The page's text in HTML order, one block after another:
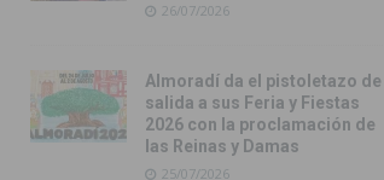
26/07/2026
Almoradí da el pistoletazo de
salida a sus Feria y Fiestas
2026 con la proclamación de
las Reinas y Damas
25/07/2026